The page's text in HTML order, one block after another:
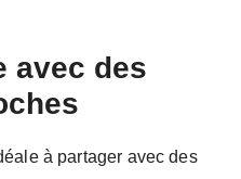
avec des
à partager avec des